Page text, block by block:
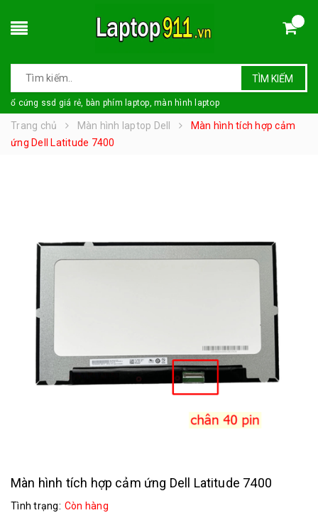
TÌM KIẾM
ổ cứng ssd giá rẻ, bàn phím laptop, màn hình laptop
Trang chủ Màn hình laptop Dell
Màn hình tích hợp cảm
ứng Dell Latitude 7400
Màn hình tích hợp cảm ứng Dell Latitude 7400
Tình trạng: Còn hàng